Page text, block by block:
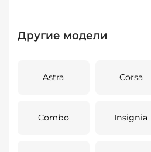
Другие модели
Astra Corsa
Combo Insignia